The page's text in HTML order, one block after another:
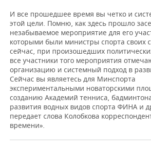
ONLINE-КОНФЕРЕНЦИИ
ОТКРЫТАЯ ЛЕКЦИЯ
ХОККЕЙ
БАСКЕТБОЛ
ВОЛЕЙБОЛ
КИБЕРСПОРТ
ФИГУРНОЕ КАТАНИЕ
ВОДНЫЕ ВИДЫ СПОРТА
ВЛАСТЬ
ИНФРАСТРУКТУРА
ИСТОРИЯ
КУЛЬТУРА
МЕДИЦИНА
ОБРАЗОВАНИЕ
СЮЖЕТЫ
СПРАВОЧНИК
СПИСОК ПЕРСОН
СПИСОК КОМПАНИЙ
ПОЛНАЯ ВЕРСИЯ
И все прошедшее время вы четко и
этой цели. Помню, как здесь прошло
незабываемое мероприятие для его
которыми были министры спорта своих
сейчас, при произошедших
все участники того мероприятия
организацию и системный подход в
Сейчас вы являетесь для Минспорта
экспериментальными новаторскими
созданию Академий тенниса,
развития водных видов спорта ФИНА и
передает слова Колобкова
времени».